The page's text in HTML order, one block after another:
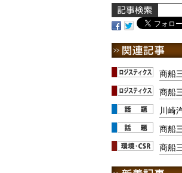
商船
商船
川崎
商船
商船